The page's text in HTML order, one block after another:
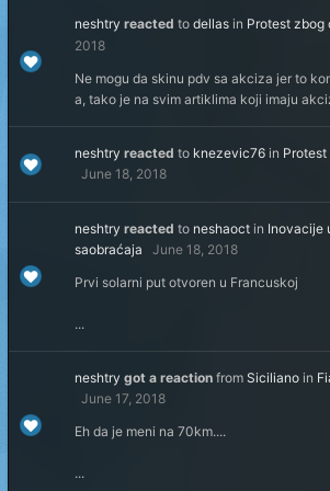
neshtry reacted to dellas in Protest zbog
2018
Ne mogu da skinu pdv sa akciza jer to
a, tako je na svim artiklima koji imaju
neshtry reacted to knezevic76 in
June 18, 2018
neshtry reacted to neshaoct in Inovacije
saobraćaja
June 18, 2018
Prvi solarni put otvoren u Francuskoj
...
neshtry got a reaction from Siciliano in
June 17, 2018
Eh da je meni na 70km....
...